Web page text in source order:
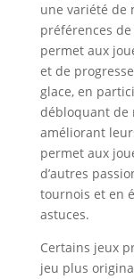
une variété de
préférences
permet aux
et de
glace, en
débloquant de
améliorant
permet aux
d’autres
tournois et en
astuces.
Certains jeux
jeu plus